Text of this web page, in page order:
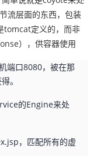
流层面的东西，包装
tomcat定义的，而非
），供容器使用
端口8080，被在那
。
的Engine来处
，匹配所有的虚